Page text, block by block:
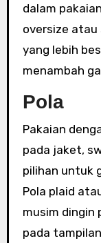
dalam
oversize atau
yang lebih
menambah
Pola
Pakaian
pada jaket,
pilihan untuk
Pola plaid
musim dingin
pada